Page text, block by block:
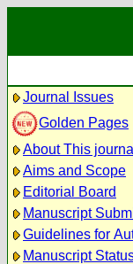
Journal Issues
Golden Pages
About This journal
Aims and Scope
Editorial Board
Manuscript
Guidelines for
Manuscript